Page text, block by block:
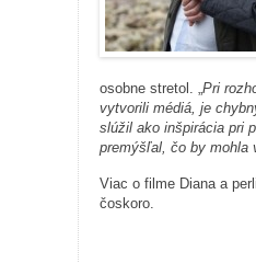
osobne stretol. „Pri
vytvorili médiá, je
slúžil ako inšpirácia pri
premýšľal, čo by mohla
Viac o filme Diana a
čoskoro.